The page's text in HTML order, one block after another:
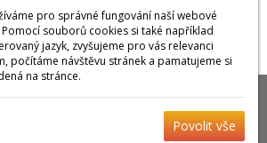
důvěru
| |Přihlásit
Používáním našich služeb
používáním souborů cookies.Více
✖
pro správné fungování naší webové
Pomocí souborů cookies si také například
jazyk, zvyšujeme pro vás relevanci
počítáme návštěvu stránek a pamatujeme si
na stránce.
Povolit vše